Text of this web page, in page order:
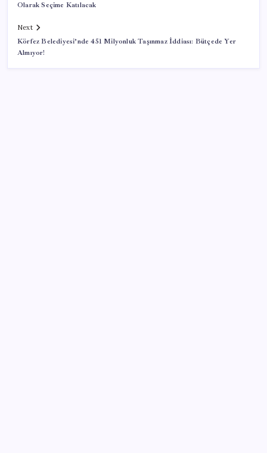
Olarak Seçime Katılacak
Next
Körfez Belediyesi’nde 451 Milyonluk Taşınmaz İddiası: Bütçede Yer
Almıyor!